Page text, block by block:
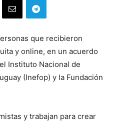
que recibieron
y online, en un acuerdo
Instituto Nacional de
(Inefop) y la Fundación
y trabajan para crear